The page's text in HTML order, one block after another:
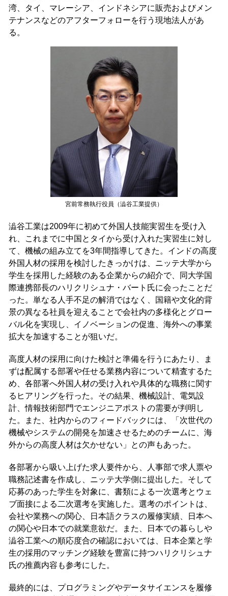
湾、タイ、マレーシア、インドネシアに販売およびメン
テナンスなどのアフターフォローを行う現地法人があ
る。
宮前常務執行役員（澁谷工業提供）
澁谷工業は2009年に初めて外国人技能実習生を受け入
れ、これまでに中国とタイから受け入れた実習生に対し
て、機械の組み立てを3年間指導してきた。インドの高度
外国人材の採用を検討したきっかけは、ニッテ大学から
学生を採用した経験のある企業からの紹介で、同大学国
際連携部長のハリクリシュナ・バート氏に会ったことだ
った。単なる人手不足の解消ではなく、国籍や文化的背
景の異なる社員を迎えることで会社内の多様化とグロー
バル化を実現し、イノベーションの促進、海外への事業
拡大を加速することが狙いだ。
高度人材の採用に向けた検討と準備を行うにあたり、ま
ずは配属する部署や任せる業務内容について精査するた
め、各部署へ外国人材の受け入れや具体的な職務に関す
るヒアリングを行った。その結果、機械設計、電気設
計、情報技術部門でエンジニアポストの需要が判明し
た。また、社内からのフィードバックには、「次世代の
機械やシステムの開発を加速させるためのチームに、海
外からの高度人材は欠かせない」との声もあった。
各部署から吸い上げた求人要件から、人事部で求人票や
職務記述書を作成し、ニッテ大学側に提出した。そして
応募のあった学生を対象に、書類による一次選考とウェ
ブ面接による二次選考を実施した。選考のポイントは、
会社や業務への関心、日本語クラスの履修実績、日本へ
の関心や日本での就業意欲だ。また、日本での暮らしや
澁谷工業への順応度合の確認においては、日本企業と学
生の採用のマッチング経験を豊富に持つハリクリシュナ
氏の推薦内容も参考にした。
最終的には、プログラミングやデータサイエンスを履修